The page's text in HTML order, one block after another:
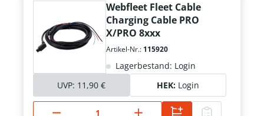
Webfleet Fleet Cable
Charging Cable PRO
X/PRO 8xxx
Artikel-Nr.: 115920
Lagerbestand: Login
UVP: 11,90 € HEK: Login